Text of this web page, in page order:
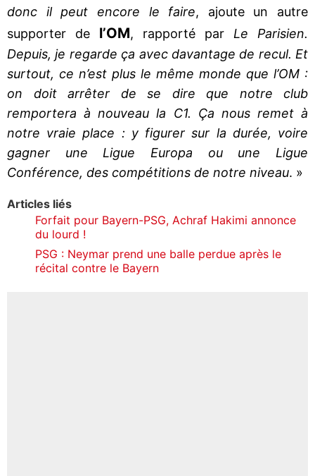
donc il peut encore le faire, ajoute un autre
supporter de l’OM, rapporté par Le Parisien.
Depuis, je regarde ça avec davantage de recul. Et
surtout, ce n’est plus le même monde que l’OM :
on doit arrêter de se dire que notre club
remportera à nouveau la C1. Ça nous remet à
notre vraie place : y figurer sur la durée, voire
gagner une Ligue Europa ou une Ligue
Conférence, des compétitions de notre niveau. »
Articles liés
Forfait pour Bayern-PSG, Achraf Hakimi annonce
du lourd !
PSG : Neymar prend une balle perdue après le
récital contre le Bayern